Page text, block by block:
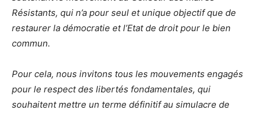
Résistants, qui n’a pour seul et unique objectif que de
restaurer la démocratie et l’Etat de droit pour le bien
commun.
Pour cela, nous invitons tous les mouvements engagés
pour le respect des libertés fondamentales, qui
souhaitent mettre un terme définitif au simulacre de